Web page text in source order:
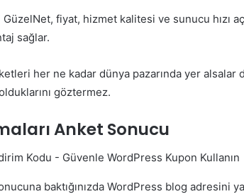
fiyat, hizmet kalitesi ve sunucu hızı
sağlar.
her ne kadar dünya pazarında yer alsalar
göztermez.
Anket Sonucu
baktığınızda WordPress blog adresini